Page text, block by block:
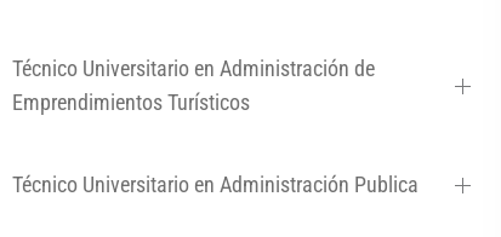
Técnico Universitario en Administración de
Emprendimientos Turísticos
Técnico Universitario en Administración Publica